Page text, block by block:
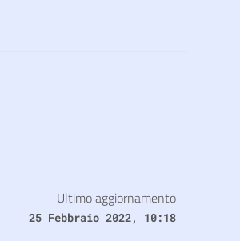
Ultimo aggiornamento
25 Febbraio 2022, 10:18